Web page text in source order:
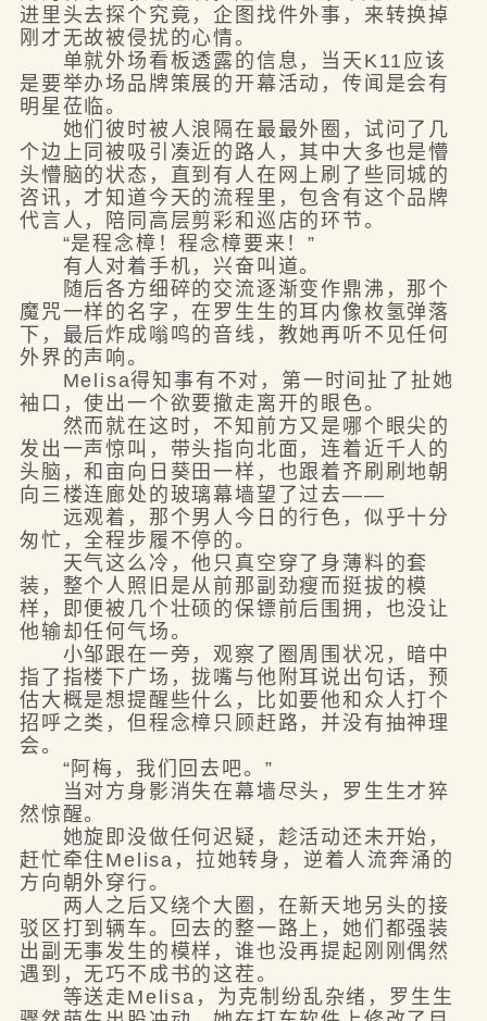
进里头去探个究竟，企图找件外事，来转换掉
刚才无故被侵扰的心情。
单就外场看板透露的信息，当天K11应该
是要举办场品牌策展的开幕活动，传闻是会有
明星莅临。
她们彼时被人浪隔在最最外圈，试问了几
个边上同被吸引凑近的路人，其中大多也是懵
头懵脑的状态，直到有人在网上刷了些同城的
咨讯，才知道今天的流程里，包含有这个品牌
代言人，陪同高层剪彩和巡店的环节。
“是程念樟！程念樟要来！”
有人对着手机，兴奋叫道。
随后各方细碎的交流逐渐变作鼎沸，那个
魔咒一样的名字，在罗生生的耳内像枚氢弹落
下，最后炸成嗡鸣的音线，教她再听不见任何
外界的声响。
Melisa得知事有不对，第一时间扯了扯她
袖口，使出一个欲要撤走离开的眼色。
然而就在这时，不知前方又是哪个眼尖的
发出一声惊叫，带头指向北面，连着近千人的
头脑，和亩向日葵田一样，也跟着齐刷刷地朝
向三楼连廊处的玻璃幕墙望了过去——
远观着，那个男人今日的行色，似乎十分
匆忙，全程步履不停的。
天气这么冷，他只真空穿了身薄料的套
装，整个人照旧是从前那副劲瘦而挺拔的模
样，即便被几个壮硕的保镖前后围拥，也没让
他输却任何气场。
小邹跟在一旁，观察了圈周围状况，暗中
指了指楼下广场，拢嘴与他附耳说出句话，预
估大概是想提醒些什么，比如要他和众人打个
招呼之类，但程念樟只顾赶路，并没有抽神理
会。
“阿梅，我们回去吧。”
当对方身影消失在幕墙尽头，罗生生才猝
然惊醒。
她旋即没做任何迟疑，趁活动还未开始，
赶忙牵住Melisa，拉她转身，逆着人流奔涌的
方向朝外穿行。
两人之后又绕个大圈，在新天地另头的接
驳区打到辆车。回去的整一路上，她们都强装
出副无事发生的模样，谁也没再提起刚刚偶然
遇到，无巧不成书的这茬。
等送走Melisa，为克制纷乱杂绪，罗生生